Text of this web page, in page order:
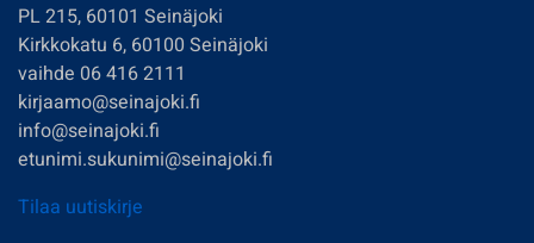
PL 215, 60101 Seinäjoki
Kirkkokatu 6, 60100 Seinäjoki
vaihde 06 416 2111
kirjaamo@seinajoki.fi
info@seinajoki.fi
etunimi.sukunimi@seinajoki.fi
Tilaa uutiskirje